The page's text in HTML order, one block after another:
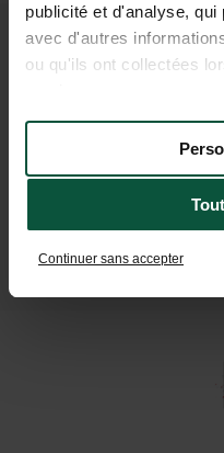
publicité et d'analyse,
avec d'autres
ou qu'ils ont collectées
Continuer sans accepter